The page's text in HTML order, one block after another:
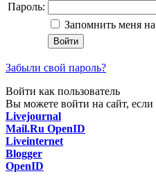
Пароль:
Запомнить меня
Забыли свой пароль?
Войти как пользователь
Вы можете войти на сайт,
Livejournal
Mail.Ru OpenID
Liveinternet
Blogger
OpenID